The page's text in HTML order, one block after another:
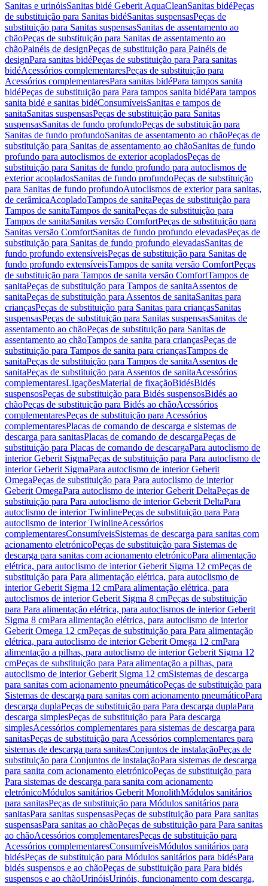
Sanitas e urinóisSanitas bidé Geberit AquaCleanSanitas bidéPeças
de substituição para Sanitas bidéSanitas suspensasPeças de
substituição para Sanitas suspensasSanitas de assentamento ao
chãoPeças de substituição para Sanitas de assentamento ao
chãoPainéis de designPeças de substituição para Painéis de
designPara sanitas bidéPeças de substituição para Para sanitas
bidéAcessórios complementaresPeças de substituição para
Acessórios complementaresPara sanitas bidéPara tampos sanita
bidéPeças de substituição para Para tampos sanita bidéPara tampos
sanita bidé e sanitas bidéConsumíveisSanitas e tampos de
sanitaSanitas suspensasPeças de substituição para Sanitas
suspensasSanitas de fundo profundoPeças de substituição para
Sanitas de fundo profundoSanitas de assentamento ao chãoPeças de
substituição para Sanitas de assentamento ao chãoSanitas de fundo
profundo para autoclismos de exterior acopladosPeças de
substituição para Sanitas de fundo profundo para autoclismos de
exterior acopladosSanitas de fundo profundoPeças de substituição
para Sanitas de fundo profundoAutoclismos de exterior para sanitas,
de cerâmicaAcopladoTampos de sanitaPeças de substituição para
Tampos de sanitaTampos de sanitaPeças de substituição para
Tampos de sanitaSanitas versão ComfortPeças de substituição para
Sanitas versão ComfortSanitas de fundo profundo elevadasPeças de
substituição para Sanitas de fundo profundo elevadasSanitas de
fundo profundo extensíveisPeças de substituição para Sanitas de
fundo profundo extensíveisTampos de sanita versão ComfortPeças
de substituição para Tampos de sanita versão ComfortTampos de
sanitaPeças de substituição para Tampos de sanitaAssentos de
sanitaPeças de substituição para Assentos de sanitaSanitas para
criançasPeças de substituição para Sanitas para criançasSanitas
suspensasPeças de substituição para Sanitas suspensasSanitas de
assentamento ao chãoPeças de substituição para Sanitas de
assentamento ao chãoTampos de sanita para criançasPeças de
substituição para Tampos de sanita para criançasTampos de
sanitaPeças de substituição para Tampos de sanitaAssentos de
sanitaPeças de substituição para Assentos de sanitaAcessórios
complementaresLigaçõesMaterial de fixaçãoBidésBidés
suspensosPeças de substituição para Bidés suspensosBidés ao
chãoPeças de substituição para Bidés ao chãoAcessórios
complementaresPeças de substituição para Acessórios
complementaresPlacas de comando de descarga e sistemas de
descarga para sanitasPlacas de comando de descargaPeças de
substituição para Placas de comando de descargaPara autoclismo de
interior Geberit SigmaPeças de substituição para Para autoclismo de
interior Geberit SigmaPara autoclismo de interior Geberit
OmegaPeças de substituição para Para autoclismo de interior
Geberit OmegaPara autoclismo de interior Geberit DeltaPeças de
substituição para Para autoclismo de interior Geberit DeltaPara
autoclismo de interior TwinlinePeças de substituição para Para
autoclismo de interior TwinlineAcessórios
complementaresConsumíveisSistemas de descarga para sanitas com
acionamento eletrónicoPeças de substituição para Sistemas de
descarga para sanitas com acionamento eletrónicoPara alimentação
elétrica, para autoclismo de interior Geberit Sigma 12 cmPeças de
substituição para Para alimentação elétrica, para autoclismo de
interior Geberit Sigma 12 cmPara alimentação elétrica, para
autoclismos de interior Geberit Sigma 8 cmPeças de substituição
para Para alimentação elétrica, para autoclismos de interior Geberit
Sigma 8 cmPara alimentação elétrica, para autoclismo de interior
Geberit Omega 12 cmPeças de substituição para Para alimentação
elétrica, para autoclismo de interior Geberit Omega 12 cmPara
alimentação a pilhas, para autoclismo de interior Geberit Sigma 12
cmPeças de substituição para Para alimentação a pilhas, para
autoclismo de interior Geberit Sigma 12 cmSistemas de descarga
para sanitas com acionamento pneumáticoPeças de substituição para
Sistemas de descarga para sanitas com acionamento pneumáticoPara
descarga duplaPeças de substituição para Para descarga duplaPara
descarga simplesPeças de substituição para Para descarga
simplesAcessórios complementares para sistemas de descarga para
sanitasPeças de substituição para Acessórios complementares para
sistemas de descarga para sanitasConjuntos de instalaçãoPeças de
substituição para Conjuntos de instalaçãoPara sistemas de descarga
para sanita com acionamento eletrónicoPeças de substituição para
Para sistemas de descarga para sanita com acionamento
eletrónicoMódulos sanitários Geberit MonolithMódulos sanitários
para sanitasPeças de substituição para Módulos sanitários para
sanitasPara sanitas suspensasPeças de substituição para Para sanitas
suspensasPara sanitas ao chãoPeças de substituição para Para sanitas
ao chãoAcessórios complementaresPeças de substituição para
Acessórios complementaresConsumíveisMódulos sanitários para
bidésPeças de substituição para Módulos sanitários para bidésPara
bidés suspensos e ao chãoPeças de substituição para Para bidés
suspensos e ao chãoUrinóisUrinóis, funcionamento com descarga,